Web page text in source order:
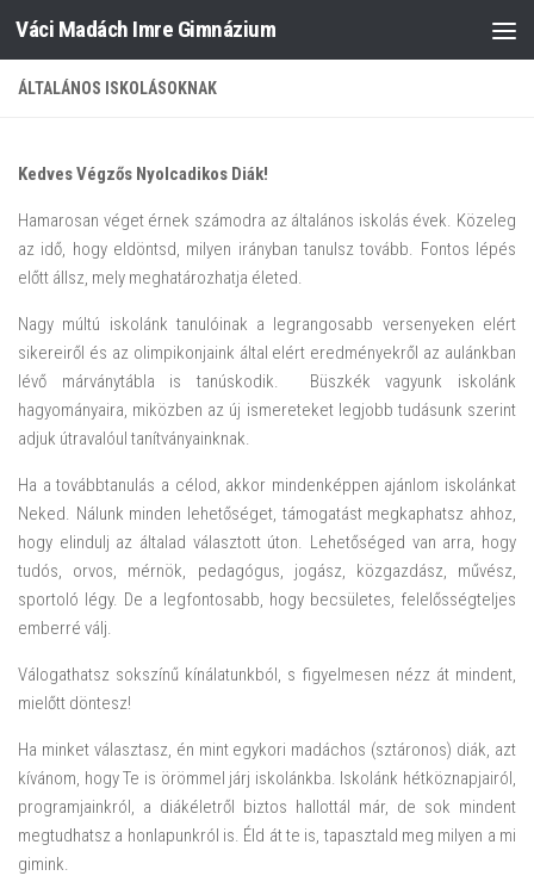
Skip to content
Váci Madách Imre Gimnázium
ÁLTALÁNOS ISKOLÁSOKNAK
Kedves Végzős Nyolcadikos Diák!
Hamarosan véget érnek számodra az általános iskolás évek. Közeleg
az idő, hogy eldöntsd, milyen irányban tanulsz tovább. Fontos lépés
előtt állsz, mely meghatározhatja életed.
Nagy múltú iskolánk tanulóinak a legrangosabb versenyeken elért
sikereiről és az olimpikonjaink által elért eredményekről az aulánkban
lévő márványtábla is tanúskodik. Büszkék vagyunk iskolánk
hagyományaira, miközben az új ismereteket legjobb tudásunk szerint
adjuk útravalóul tanítványainknak.
Ha a továbbtanulás a célod, akkor mindenképpen ajánlom iskolánkat
Neked. Nálunk minden lehetőséget, támogatást megkaphatsz ahhoz,
hogy elindulj az általad választott úton. Lehetőséged van arra, hogy
tudós, orvos, mérnök, pedagógus, jogász, közgazdász, művész,
sportoló légy. De a legfontosabb, hogy becsületes, felelősségteljes
emberré válj.
Válogathatsz sokszínű kínálatunkból, s figyelmesen nézz át mindent,
mielőtt döntesz!
Ha minket választasz, én mint egykori madáchos (sztáronos) diák, azt
kívánom, hogy Te is örömmel járj iskolánkba. Iskolánk hétköznapjairól,
programjainkról, a diákéletről biztos hallottál már, de sok mindent
megtudhatsz a honlapunkról is. Éld át te is, tapasztald meg milyen a mi
gimink.